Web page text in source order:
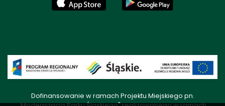
Dofinansowanie w ramach Projektu Miejskiego pn.